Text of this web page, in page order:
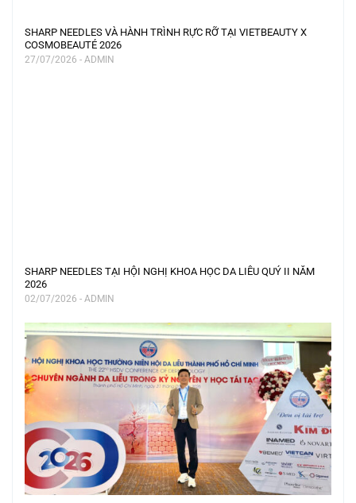
SHARP NEEDLES VÀ HÀNH TRÌNH RỰC RỠ TẠI VIETBEAUTY X
COSMOBEAUTÉ 2026
27/07/2026 - ADMIN
SHARP NEEDLES TẠI HỘI NGHỊ KHOA HỌC DA LIỄU QUÝ II NĂM
2026
02/07/2026 - ADMIN